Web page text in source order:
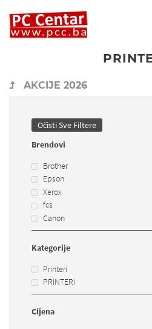
AKCIJE 2026
Očisti Sve Filtere
Brendovi
Brother
Epson
Xerox
fcs
Canon
Kategorije
Printeri
PRINTERI
Cijena